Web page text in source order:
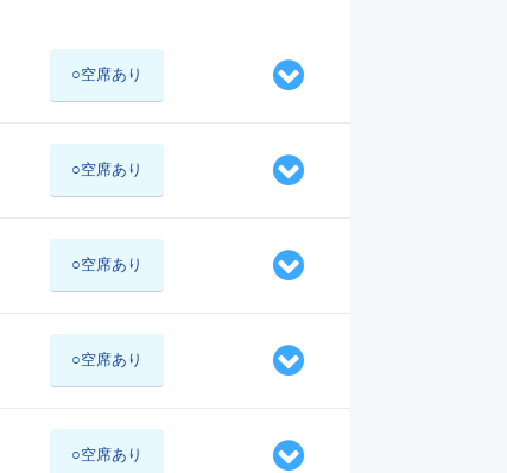
○空席あり
○空席あり
○空席あり
○空席あり
○空席あり